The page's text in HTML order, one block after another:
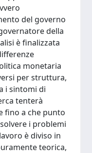
del governo
della
è finalizzata
monetaria
per struttura,
i sintomi di
tenterà
fino a che punto
i problemi
è diviso in
teorica,